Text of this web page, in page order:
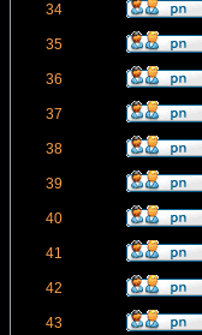
34
35
36
37
38
39
40
41
42
43